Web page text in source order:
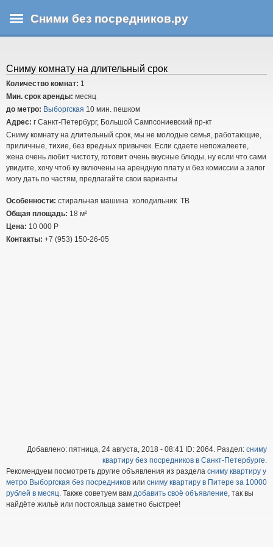
к
основному
Сними без посредников.ру
Сниму комнату на длительный срок
Количество комнат: 1
Мин. срок аренды: месяц
до метро: Выборгская 10 мин. пешком
Адрес: г Санкт-Петербург, Большой Сампсониевский пр-кт
Сниму комнату на длительный срок, мы не молодые семья, работающие,
приличные, тихие, без вредных привычек. Если сдаете непожалеете,
жена очень любит чистоту, готовит очень вкусные блюды, ну если что сами
увидите, хочу чтоб ку включены на арендную плату и без комиссии а залог
могу дать по частям, предлагайте свои варианты
Особенности: стиральная машина холодильник ТВ
Общая площадь: 18 м²
Цена: 10 000 Р
Контакты: +7 (953) 150-26-05
Добавлено: пятница, 24 августа, 2018 - 08:41 ID: 2064. Раздел: сниму
квартиру без посредников в Санкт-Петербурге.
Рекомендуем посмотреть другие объявления из раздела сниму квартиру у
метро Выборгская без посредников или сниму квартиру в Питере за 10000
рублей в месяц. Также советуем вам добавить своё объявление, так вы
найдёте жильё или постояльца заметно быстрее!